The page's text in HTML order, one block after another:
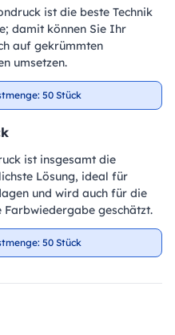
ist die beste Technik
damit können Sie Ihr
auf gekrümmten
umsetzen.
50 Stück
ist insgesamt die
Lösung, ideal für
und wird auch für die
Farbwiedergabe geschätzt.
50 Stück